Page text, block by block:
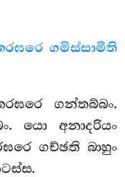
ගමිස්සාමීති
ගන්තබ්බං.
යො අනාදරියං
ගච්ඡති බාහුං